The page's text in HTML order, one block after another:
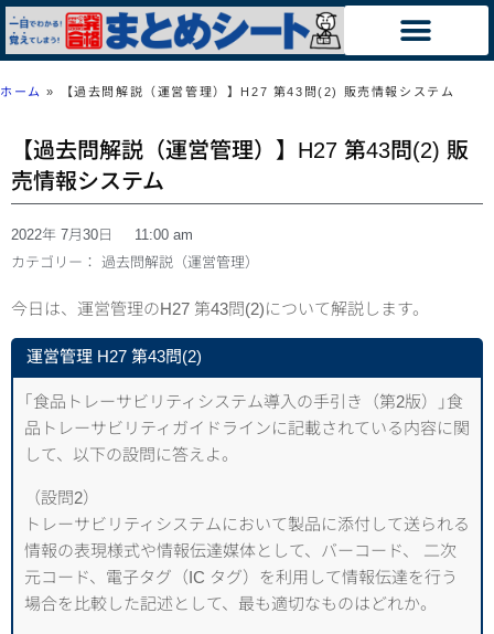
ホーム » 【過去問解説（運営管理）】H27 第43問(2) 販売情報システム
【過去問解説（運営管理）】H27 第43問(2) 販
売情報システム
2022年 7月30日
11:00 am
カテゴリー： 過去問解説（運営管理）
今日は、運営管理のH27 第43問(2)について解説します。
運営管理 H27 第43問(2)
｢食品トレーサビリティシステム導入の手引き（第2版）｣食
品トレーサビリティガイドラインに記載されている内容に関
して、以下の設問に答えよ。
（設問2）
トレーサビリティシステムにおいて製品に添付して送られる
情報の表現様式や情報伝達媒体として、バーコード、 二次
元コード、電子タグ（IC タグ）を利用して情報伝達を行う
場合を比較した記述として、最も適切なものはどれか。